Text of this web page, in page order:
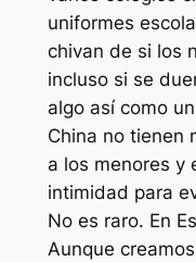
uniformes
chivan de si los
incluso si se
algo así como
China no tienen
a los menores y
intimidad para
No es raro. En
Aunque